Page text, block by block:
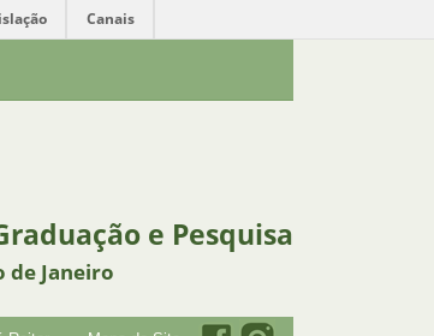
Canais
e Pesquisa
de Janeiro